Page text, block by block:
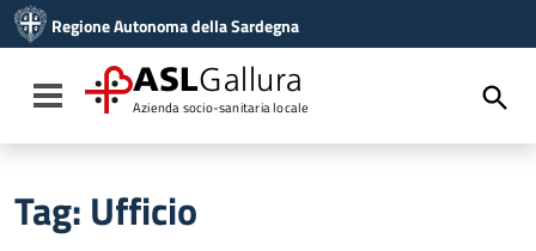
Vai al menu di navigazione
Vai al footer
Regione Autonoma della Sardegna
Toggle navigation
ASLGallura
Azienda socio-sanitaria locale
Tag: Ufficio